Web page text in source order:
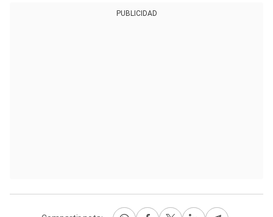
PUBLICIDAD